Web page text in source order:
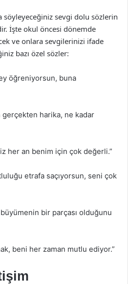
söyleyeceğiniz sevgi dolu sözlerin
İşte okul öncesi dönemde
ve onlara sevgilerinizi ifade
bazı özel sözler:
öğreniyorsun, buna
gerçekten harika, ne kadar
her an benim için çok değerli.”
etrafa saçıyorsun, seni çok
büyümenin bir parçası olduğunu
beni her zaman mutlu ediyor.”